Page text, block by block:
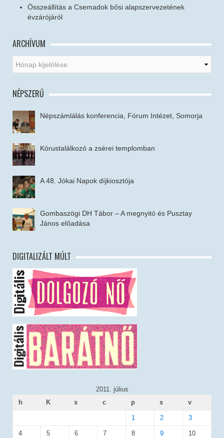
Összeállítás a Csemadok bősi alapszervezetének
évzárójáról
ARCHÍVUM
NÉPSZERŰ
Népszámlálás konferencia, Fórum Intézet, Somorja
Kórustalálkozó a zsérei templomban
A 48. Jókai Napok díjkiosztója
Gombaszögi DH Tábor – A megnyitó és Pusztay
János előadása
DIGITALIZÁLT MÚLT
2011. július
h
K s c p s v
1 2 3
4 5 6 7 8 9 10